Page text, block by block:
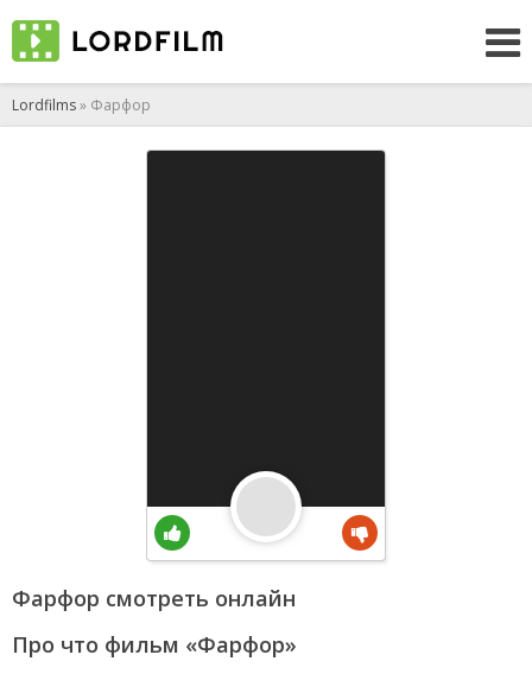
Lordfilms» Фарфор
Фарфор смотреть онлайн
Про что фильм «Фарфор»